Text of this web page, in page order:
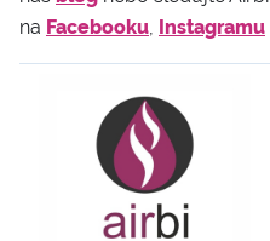
na Facebooku, Instagramu